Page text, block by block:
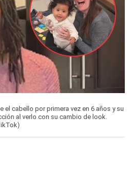
el cabello por primera vez en 6 años y su
al verlo con su cambio de look.